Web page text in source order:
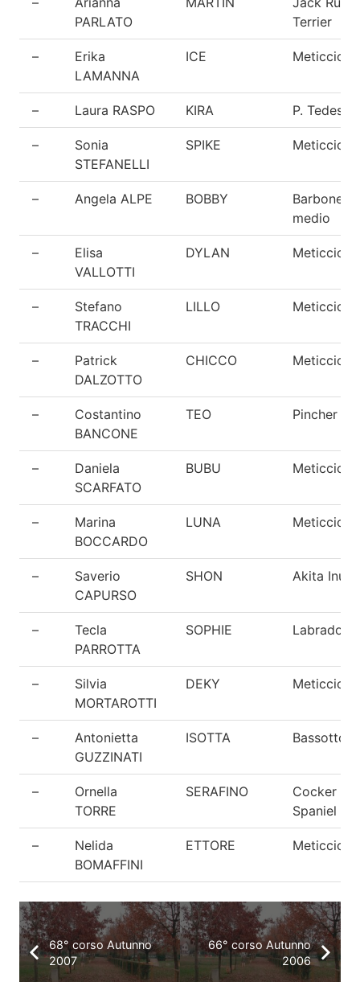
PARLATO
Terrier
–
Erika
LAMANNA
ICE Meticcio
– Laura RASPO KIRA P. Tedesco
–
Sonia
STEFANELLI
SPIKE Meticcio
– Angela ALPE BOBBY
Barbone
medio
–
Elisa
VALLOTTI
DYLAN Meticcio
–
Stefano
TRACCHI
LILLO Meticcio
–
Patrick
DALZOTTO
CHICCO Meticcio
–
Costantino
BANCONE
TEO Pincher
–
Daniela
SCARFATO
BUBU Meticcio
–
Marina
BOCCARDO
LUNA Meticcio
–
Saverio
CAPURSO
SHON Akita Inu
–
Tecla
PARROTTA
SOPHIE Labrador
–
Silvia
MORTAROTTI
DEKY Meticcio
–
Antonietta
GUZZINATI
ISOTTA Bassotto
–
Ornella
TORRE
SERAFINO
Cocker
Spaniel
–
Nelida
BOMAFFINI
ETTORE Meticcio
68° corso Autunno
2007
66° corso Autunno
2006